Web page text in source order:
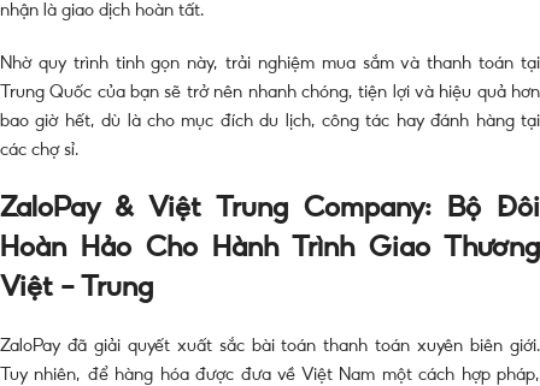
nhận là giao dịch hoàn tất.
Nhờ quy trình tinh gọn này, trải nghiệm mua sắm và thanh toán tại
Trung Quốc của bạn sẽ trở nên nhanh chóng, tiện lợi và hiệu quả hơn
bao giờ hết, dù là cho mục đích du lịch, công tác hay đánh hàng tại
các chợ sỉ.
ZaloPay & Việt Trung Company: Bộ Đôi
Hoàn Hảo Cho Hành Trình Giao Thương
Việt – Trung
ZaloPay đã giải quyết xuất sắc bài toán thanh toán xuyên biên giới.
Tuy nhiên, để hàng hóa được đưa về Việt Nam một cách hợp pháp,